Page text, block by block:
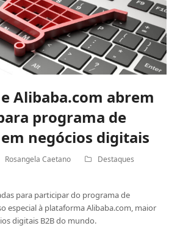
Alibaba.com abrem
programa de
negócios digitais
Rosangela Caetano
Destaques
para participar do programa de
especial à plataforma Alibaba.com, maior
digitais B2B do mundo.